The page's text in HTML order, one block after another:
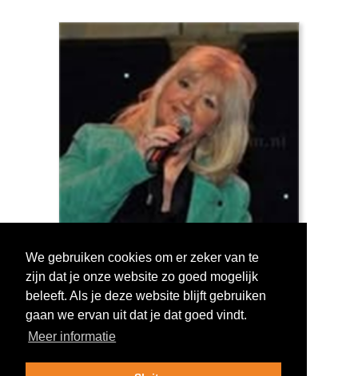
Log in om te stemmen!
We gebruiken cookies om er zeker van te
zijn dat je onze website zo goed mogelijk
beleeft. Als je deze website blijft gebruiken
gaan we ervan uit dat je dat goed vindt.
Meer informatie